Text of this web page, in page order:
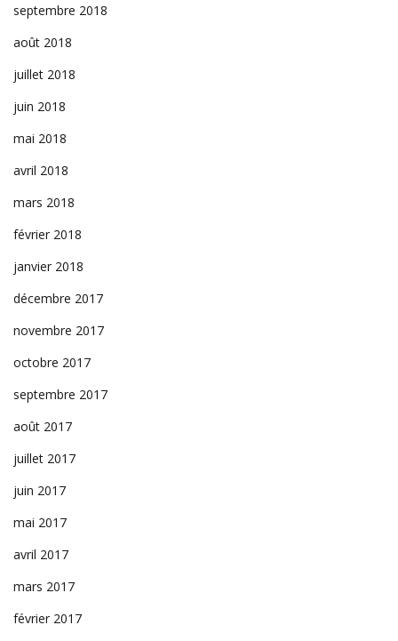
septembre 2018
août 2018
juillet 2018
juin 2018
mai 2018
avril 2018
mars 2018
février 2018
janvier 2018
décembre 2017
novembre 2017
octobre 2017
septembre 2017
août 2017
juillet 2017
juin 2017
mai 2017
avril 2017
mars 2017
février 2017